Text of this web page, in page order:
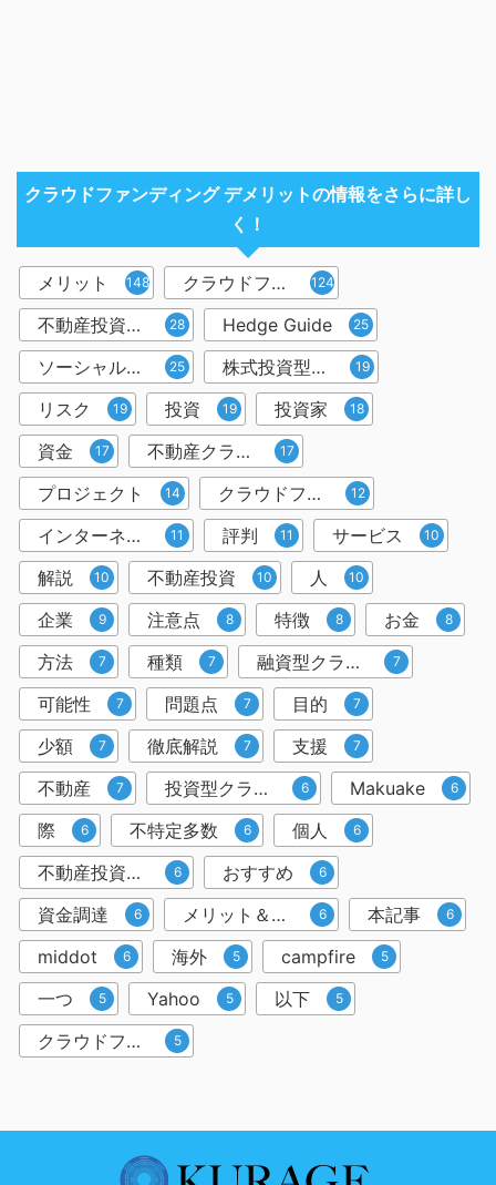
クラウドファンディング デメリットの情報をさらに詳し
く！
メリット 148 クラウドファンディング 124
不動産投資型クラウドファンディング 28 Hedge Guide 25
ソーシャルレンディング 25 株式投資型クラウドファンディング 19
リスク 19 投資 19 投資家 18
資金 17 不動産クラウドファンディング 17
プロジェクト 14 クラウドファンディング投資 12
インターネット 11 評判 11 サービス 10
解説 10 不動産投資 10 人 10
企業 9 注意点 8 特徴 8 お金 8
方法 7 種類 7 融資型クラウドファンディング 7
可能性 7 問題点 7 目的 7
少額 7 徹底解説 7 支援 7
不動産 7 投資型クラウドファンディング 6 Makuake 6
際 6 不特定多数 6 個人 6
不動産投資クラウドファンディング 6 おすすめ 6
資金調達 6 メリット＆デメリット 6 本記事 6
middot 6 海外 5 campfire 5
一つ 5 Yahoo 5 以下 5
クラウドファンディングサービス 5